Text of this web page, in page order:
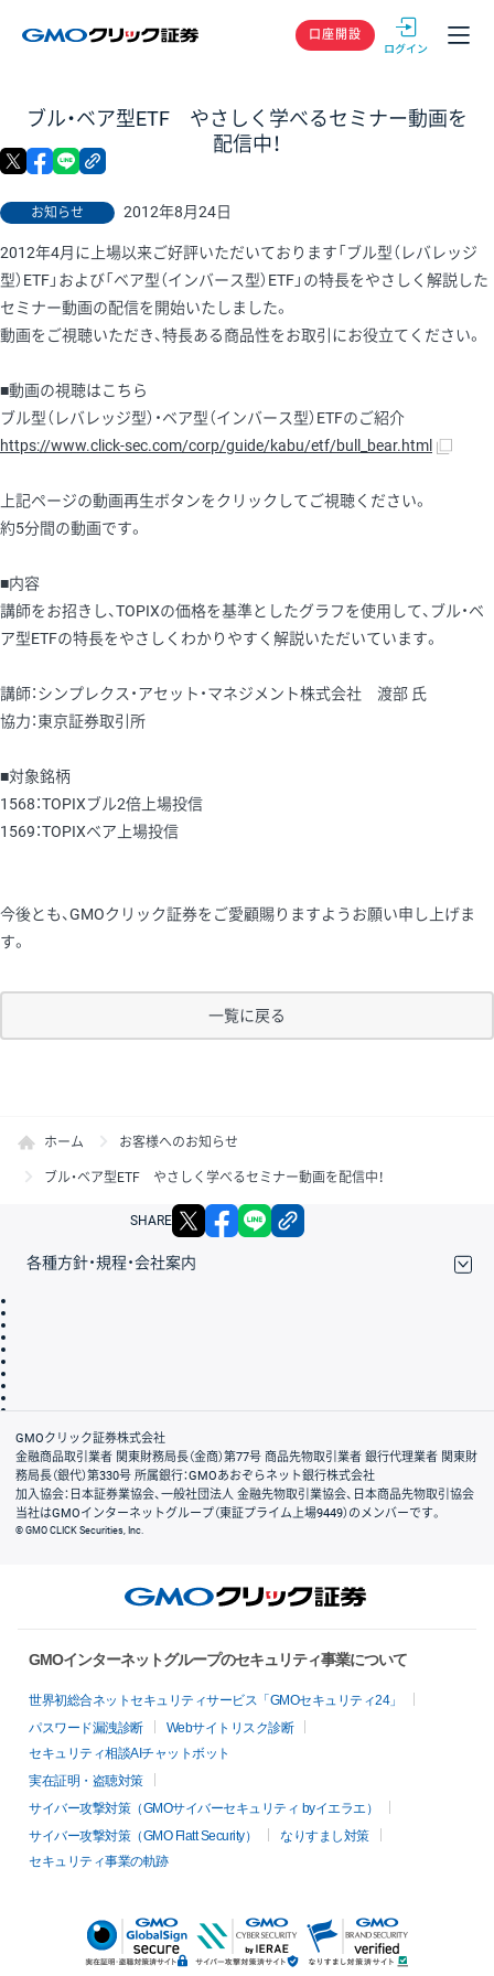
GMOクリック
口座開設
ブル・ベア型ETF やさしく学べるセミナー動画を
配信中！
お知らせ 2012年8月24日
X facebook
2012年4月に上場以来ご好評いただいております「ブル型（レバレッジ
型）ETF」および「ベア型（インバース型）ETF」の特長をやさしく解説した
セミナー動画の配信を開始いたしました。
動画をご視聴いただき、特長ある商品性をお取引にお役立てください。
■動画の視聴はこちら
ブル型（レバレッジ型）・ベア型（インバース型）ETFのご紹介
https://www.click-sec.com/corp/guide/kabu/etf/bull_bear.html
上記ページの動画再生ボタンをクリックしてご視聴ください。
約5分間の動画です。
■内容
講師をお招きし、TOPIXの価格を基準としたグラフを使用して、ブル・ベ
ア型ETFの特長をやさしくわかりやすく解説いただいています。
講師：シンプレクス・アセット・マネジメント株式会社 渡部 氏
協力：東京証券取引所
■対象銘柄
1568：TOPIXブル2倍上場投信
1569：TOPIXベア上場投信
今後とも、GMOクリック証券をご愛顧賜りますようお願い申し上げま
す。
一覧に戻る
ホーム お客様へのお知らせ
ブル・ベア型ETF やさしく学べるセミナー動画を配信中！
SHARE X facebook
各種方針・規程・会社案内
会社案内
GMOクリック証券株式会社
金融商品取引業者 関東財務局長（金商）第77号 商品先物取引業者 銀行代理業者 関東財
務局長（銀代）第330号 所属銀行：GMOあおぞらネット銀行株式会社
加入協会：日本証券業協会、一般社団法人 金融先物取引業協会、日本商品先物取引協会
当社はGMOインターネットグループ（東証プライム上場9449）のメンバーです。
© GMO CLICK Securities, Inc.
GMOインターネットグループのセキュリティ事業について
世界初総合ネットセキュリティサービス「GMOセキュリティ24」
パスワード漏洩診断
Webサイトリスク診断
セキュリティ相談AIチャットボット
実在証明・盗聴対策
サイバー攻撃対策（GMOサイバーセキュリティ byイエラエ）
サイバー攻撃対策（GMO Flatt Security）
なりすまし対策
セキュリティ事業の軌跡